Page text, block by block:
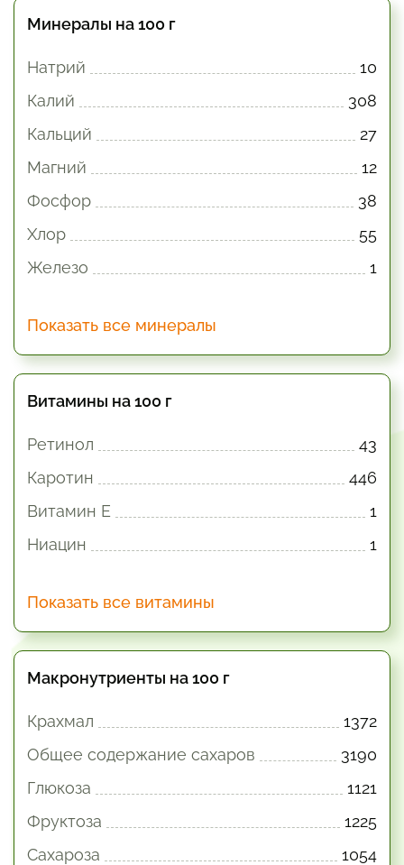
Минералы на 100 г
Натрий
10
Калий
308
Кальций
27
Магний
12
Фосфор
38
Хлор
55
Железо
1
Показать все минералы
Витамины на 100 г
Ретинол
43
Каротин
446
Витамин E
1
Ниацин
1
Показать все витамины
Макронутриенты на 100 г
Крахмал
1372
Общее содержание сахаров
3190
Глюкоза
1121
Фруктоза
1225
Сахароза
1054